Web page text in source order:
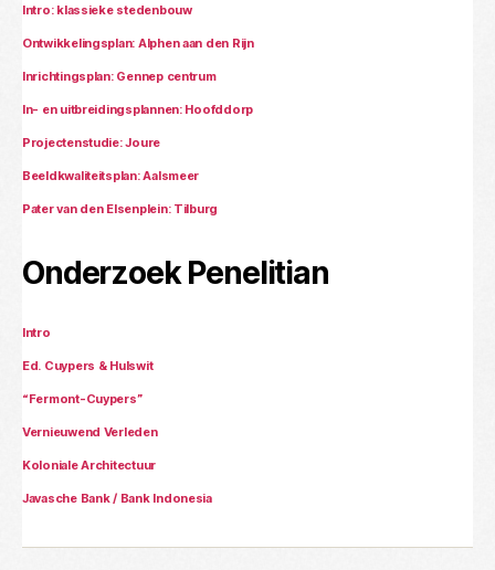
Intro: klassieke stedenbouw
Ontwikkelingsplan: Alphen aan den Rijn
Inrichtingsplan: Gennep centrum
In- en uitbreidingsplannen: Hoofddorp
Projectenstudie: Joure
Beeldkwaliteitsplan: Aalsmeer
Pater van den Elsenplein: Tilburg
Onderzoek Penelitian
Intro
Ed. Cuypers & Hulswit
“Fermont-Cuypers”
Vernieuwend Verleden
Koloniale Architectuur
Javasche Bank / Bank Indonesia